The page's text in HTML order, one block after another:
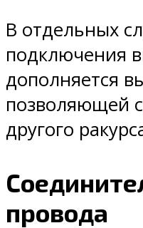
В отдельных
подключения
дополняется
позволяющей
другого
провода